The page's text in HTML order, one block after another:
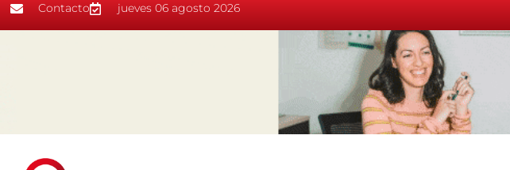
Contacto jueves 06 agosto 2026